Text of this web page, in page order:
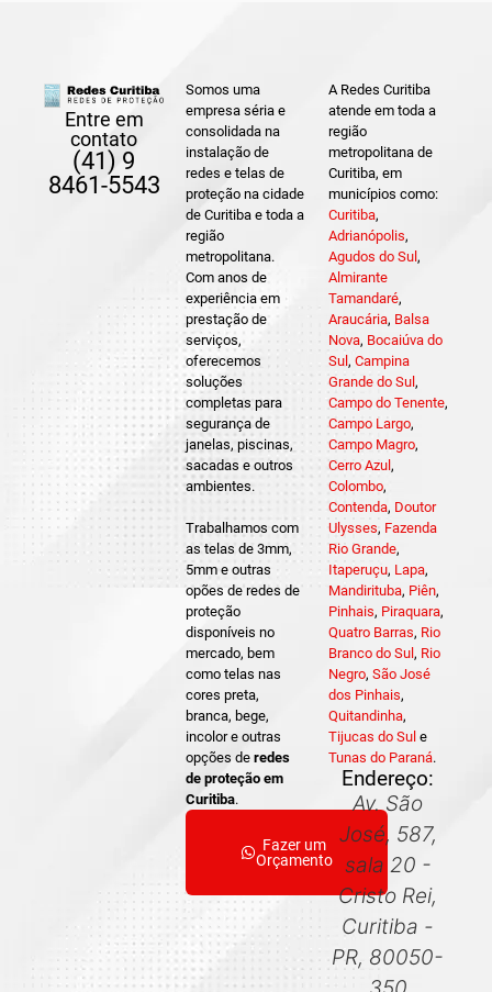
Entre em
contato
(41) 9
8461-5543
Somos uma
empresa séria e
consolidada na
instalação de
redes e telas de
proteção na cidade
de Curitiba e toda a
região
metropolitana.
Com anos de
experiência em
prestação de
serviços,
oferecemos
soluções
completas para
segurança de
janelas, piscinas,
sacadas e outros
ambientes.
Trabalhamos com
as telas de 3mm,
5mm e outras
opões de redes de
proteção
disponíveis no
mercado, bem
como telas nas
cores preta,
branca, bege,
incolor e outras
opções deredes
de proteção em
Curitiba.
Fazer um
Orçamento
A Redes Curitiba
atende em toda a
região
metropolitana de
Curitiba, em
municípios como:
Curitiba,
Adrianópolis,
Agudos do Sul ,
Almirante
Tamandaré,
Araucária, Balsa
Nova, Bocaiúva do
Sul , Campina
Grande do Sul ,
Campo do Tenente,
Campo Largo,
Campo Magro,
Cerro Azul ,
Colombo,
Contenda, Doutor
Ulysses, Fazenda
Rio Grande,
Itaperuçu, Lapa,
Mandirituba, Piên,
Pinhais, Piraquara,
Quatro Barras, Rio
Branco do Sul , Rio
Negro, São José
dos Pinhais,
Quitandinha,
Tijucas do Sul e
Tunas do Paraná.
Endereço:
Av. São
José, 587,
sala 20 -
Cristo Rei,
Curitiba -
PR, 80050-